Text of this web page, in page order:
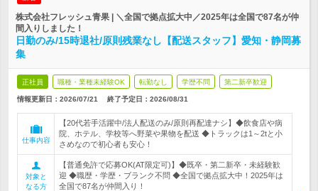
株式会社フレッシュ青果 | ＼全国で拠点拡大中／2025年は全国で87名が仲
間入りしました！
日勤のみ/15時退社/原則残業なし【配送スタッフ】愛知・静岡募
集
正社員 職種・業種未経験OK 転勤なし 学歴不問 第二新卒歓迎
情報更新日：2026/07/21 終了予定日： 2026/08/31
仕事内容
【20代若手活躍中/法人配送のみ/原則再配達ナシ】◆飲食店や病
院、ホテル、学校等へ野菜や果物を配送 ◆トラックは1～2tと小
さめなので初心者も安心！
対象と
なる方
【普通免許で応募OK(AT限定可)】◆既卒・第二新卒・未経験歓
迎 ◆職歴・学歴・ブランク不問 ◆全国で拠点拡大中！2025年は
全国で87名が仲間入り！